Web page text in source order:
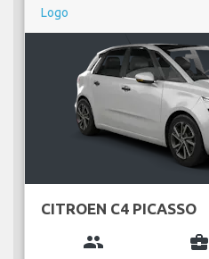
CITROEN C4 PICASSO
group business_center